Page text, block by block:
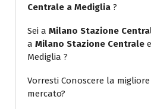
Centrale a Mediglia ?
Sei a Milano Stazione
a Milano Stazione Centrale
Mediglia ?
Vorresti Conoscere la
mercato?